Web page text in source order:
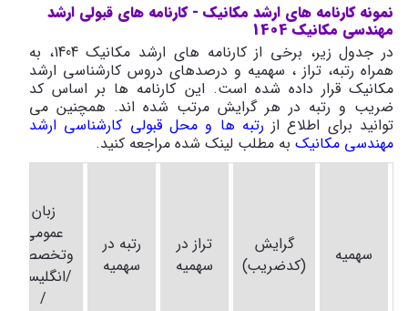
نمونه کارنامه های ارشد مکانیک - کارنامه های قبولی ارشد
مهندسی مکانیک 1404
در جدول زیر، برخی از کارنامه های ارشد مکانیک 1404، به
همراه رتبه، تراز ، سهمیه و درصدهای دروس کارشناسی ارشد
مکانیک قرار داده شده است. این کارنامه ها بر اساس کد
ضریب و رتبه در هر گرایش مرتب شده اند. همچنین می
توانید برای اطلاع از رتبه ها و محل قبولی کارشناسی ارشد
مهندسی مکانیک به مطلب لینک شده مراجعه کنید.
سهمیه
گرایش
(کدضریب)
تراز در
سهمیه
رتبه در
سهمیه
زبان
عمومي
وتخصصي
/انگليسي
/